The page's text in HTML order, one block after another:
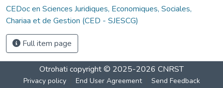
CEDoc en Sciences Juridiques, Economiques, Sociales,
Chariaa et de Gestion (CED - SJESCG)
Full item page
Otrohati copyright © 2025-2026 CNRST
Privacy policy End User Agreement Send Feedback